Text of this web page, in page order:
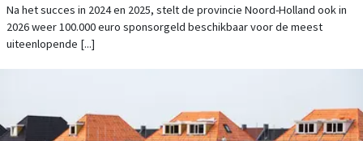
Na het succes in 2024 en 2025, stelt de provincie Noord-Holland ook in
2026 weer 100.000 euro sponsorgeld beschikbaar voor de meest
uiteenlopende [...]